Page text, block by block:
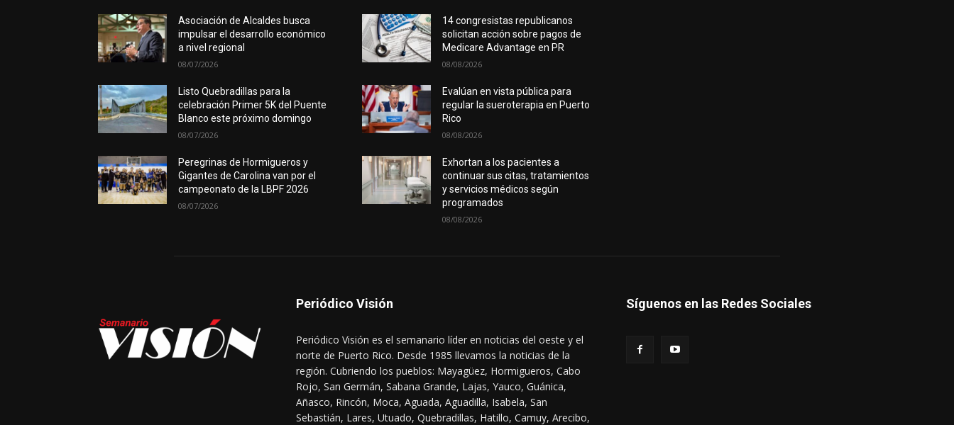
Asociación de Alcaldes busca
impulsar el desarrollo económico
a nivel regional
08/07/2026
Listo Quebradillas para la
celebración Primer 5K del Puente
Blanco este próximo domingo
08/07/2026
Peregrinas de Hormigueros y
Gigantes de Carolina van por el
campeonato de la LBPF 2026
08/07/2026
14 congresistas republicanos
solicitan acción sobre pagos de
Medicare Advantage en PR
08/08/2026
Evalúan en vista pública para
regular la sueroterapia en Puerto
Rico
08/08/2026
Exhortan a los pacientes a
continuar sus citas, tratamientos
y servicios médicos según
programados
08/08/2026
Periódico Visión
Periódico Visión es el semanario líder en noticias del oeste y el
norte de Puerto Rico. Desde 1985 llevamos la noticias de la
región. Cubriendo los pueblos: Mayagüez, Hormigueros, Cabo
Rojo, San Germán, Sabana Grande, Lajas, Yauco, Guánica,
Añasco, Rincón, Moca, Aguada, Aguadilla, Isabela, San
Sebastián, Lares, Utuado, Quebradillas, Hatillo, Camuy, Arecibo,
Síguenos en las Redes Sociales